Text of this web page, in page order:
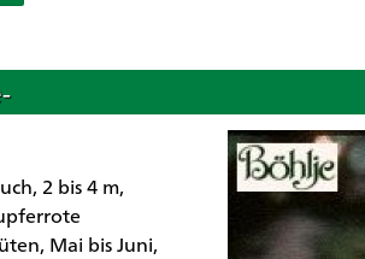
2 bis 4 m,
Mai bis Juni,